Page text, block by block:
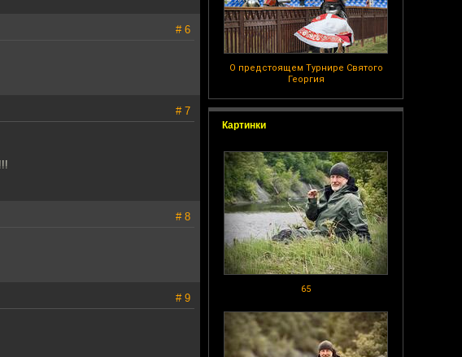
О предстоящем Турнире Святого
Георгия
Картинки
65
# 6
# 7
# 8
# 9